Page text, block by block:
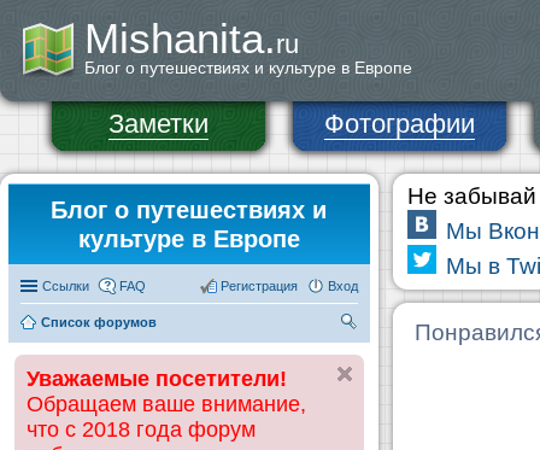
Mishanita.ru
Блог о путешествиях и культуре в Европе
Заметки Фотографии
Блог о путешествиях и
культуре в Европе
Ссылки FAQ Вход
Регистрация
Список форумов
ск
Уважаемые посетители!
Обращаем ваше внимание,
что с 2018 года форум
Не забывай
Мы
Мы в